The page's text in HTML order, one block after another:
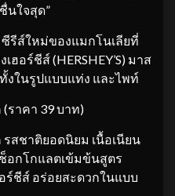
นใจสุด”
ซีรีส์ใหม่ของแมกโนเลียที่
อร์ชีส์ (HERSHEY’S) มาส
งในรูปแบบแท่ง และไพท์
ราคา 39 บาท)
สชาติยอดนิยม เนื้อเนียน
อกโกแลตเข้มข้นสูตร
ร์ชีส์ อร่อยสะดวกในแบบ